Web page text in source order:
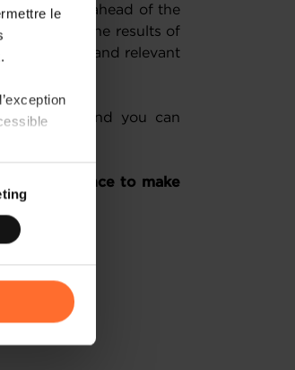
le
en
integration ahead of the
term. The results of
and relevant
complete and you can
last chance to make